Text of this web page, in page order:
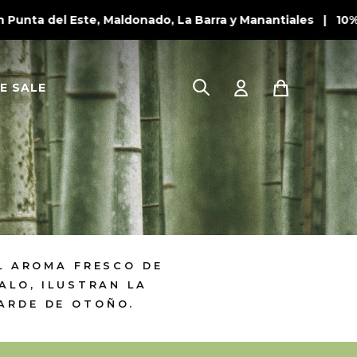
Este, Maldonado, La Barra y Manantiales |
SALE
FRESCO DE
ILUSTRAN LA
DE OTOÑO.